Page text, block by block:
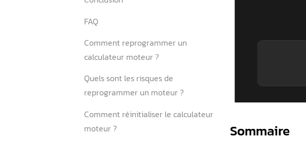
6. Reprogrammation ou boîtier
additionnel : comment choisir ?
6.1. Quelles différences entre les deux
Reprogrammation calculateur